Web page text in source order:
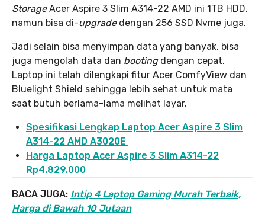
StorageAcer Aspire 3 Slim A314-22 AMD ini 1TB HDD,
namun bisa di-upgradedengan 256 SSD Nvme juga.
Jadi selain bisa menyimpan data yang banyak, bisa
juga mengolah data dan bootingdengan cepat.
Laptop ini telah dilengkapi fitur Acer ComfyView dan
Bluelight Shield sehingga lebih sehat untuk mata
saat butuh berlama-lama melihat layar.
Spesifikasi Lengkap Laptop Acer Aspire 3 Slim
A314-22 AMD A3020E
Harga Laptop Acer Aspire 3 Slim A314-22
Rp4.829.000
BACA JUGA: Intip 4 Laptop Gaming Murah Terbaik,
Harga di Bawah 10 Jutaan